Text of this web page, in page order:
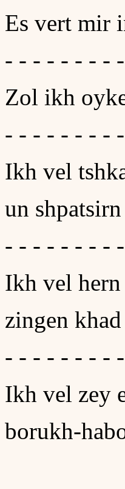
Es vert mir
- - - - - - - -
Zol ikh
- - - - - - - -
Ikh vel
un
- - - - - - - -
Ikh vel
zingen
- - - - - - - -
Ikh vel zey
borukh-